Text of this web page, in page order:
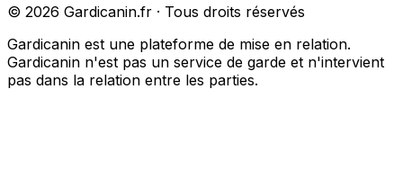
© 2026 Gardicanin.fr · Tous droits réservés
Gardicanin est une plateforme de mise en relation.
Gardicanin n'est pas un service de garde et n'intervient
pas dans la relation entre les parties.